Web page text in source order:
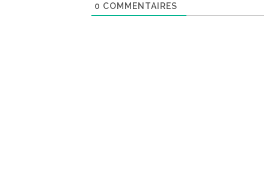
0 COMMENTAIRES